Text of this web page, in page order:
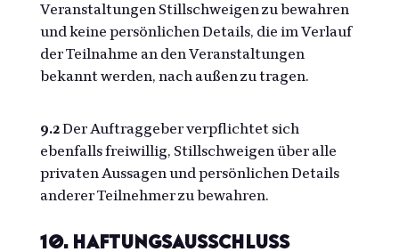
Veranstaltungen Stillschweigen zu bewahren
und keine persönlichen Details, die im Verlauf
der Teilnahme an den Veranstaltungen
bekannt werden, nach außen zu tragen.
9.2Der Auftraggeber verpflichtet sich
ebenfalls freiwillig, Stillschweigen über alle
privaten Aussagen und persönlichen Details
anderer Teilnehmer zu bewahren.
10. Haftungsausschluss